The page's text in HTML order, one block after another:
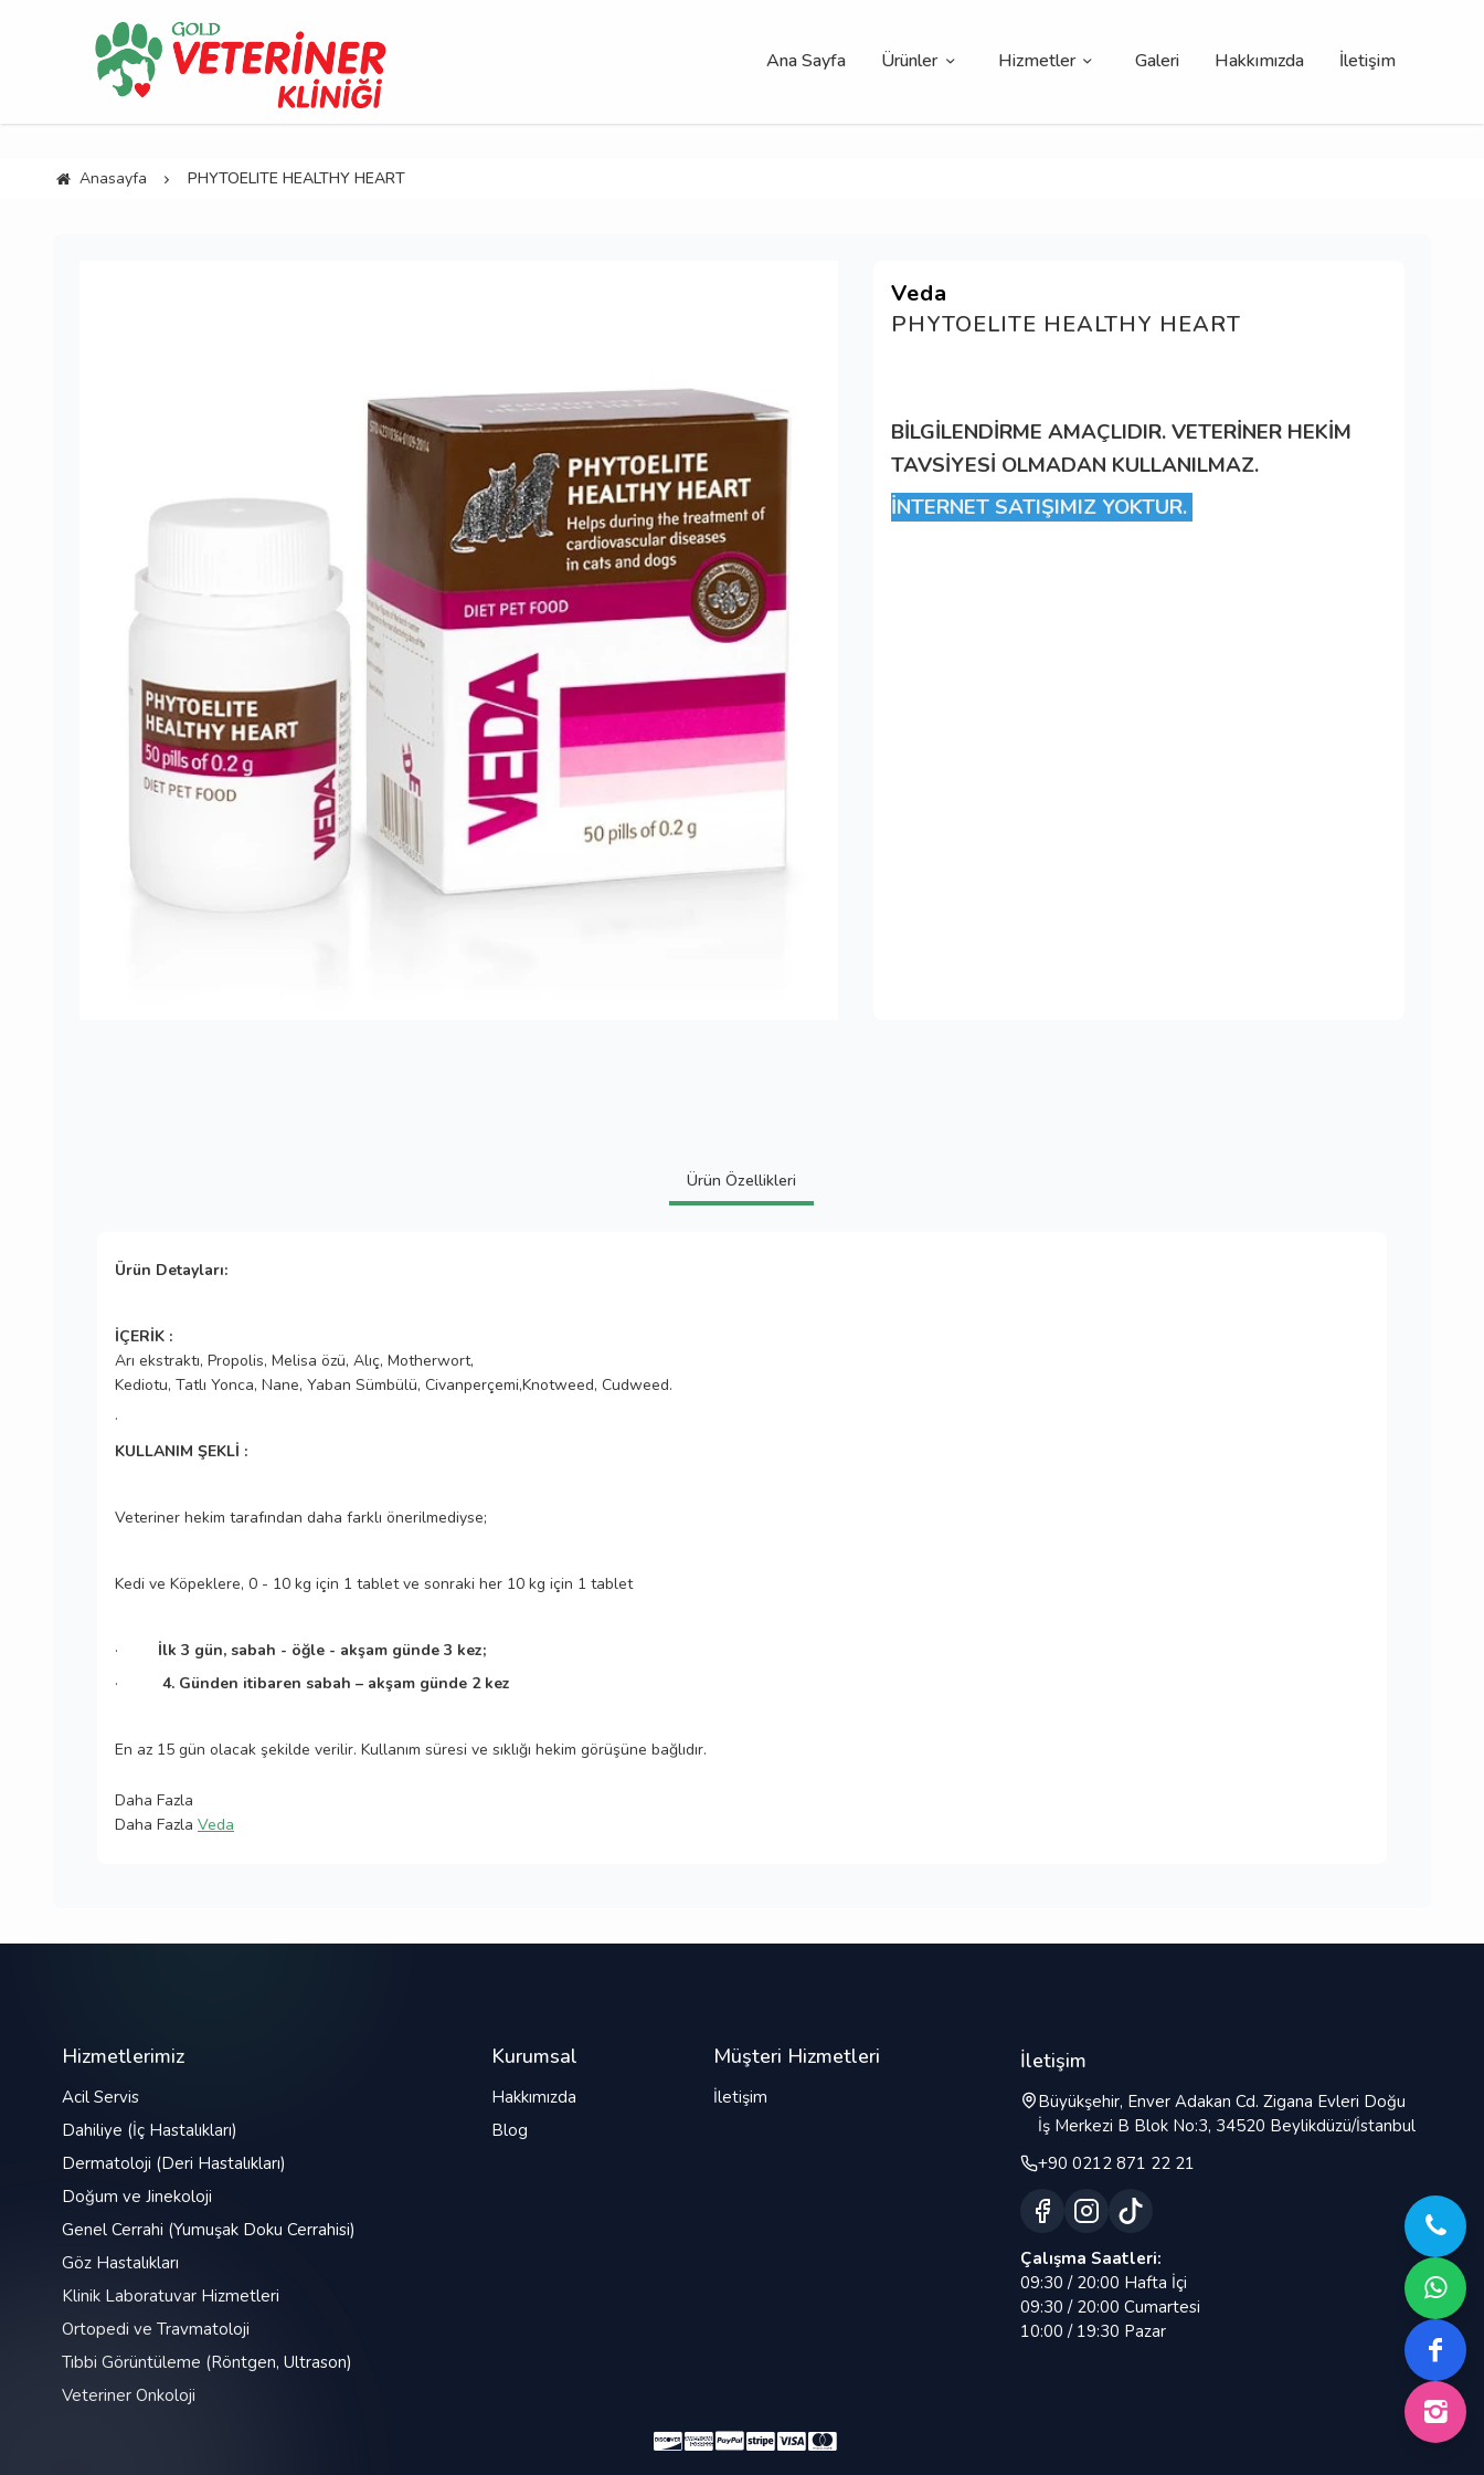
Ana Sayfa Ürünler Hizmetler Galeri Hakkımızda İletişim
Anasayfa PHYTOELITE HEALTHY HEART
Veda
PHYTOELITE HEALTHY HEART
BİLGİLENDİRME AMAÇLIDIR. VETERİNER HEKİM
TAVSİYESİ OLMADAN KULLANILMAZ.
İNTERNET SATIŞIMIZ YOKTUR.
Ürün Özellikleri
Ürün Detayları:
İÇERİK :
Arı ekstraktı, Propolis, Melisa özü, Alıç, Motherwort,
Kediotu, Tatlı Yonca, Nane, Yaban Sümbülü, Civanperçemi,Knotweed, Cudweed.
·
KULLANIM ŞEKLİ :
Veteriner hekim tarafından daha farklı önerilmediyse;
Kedi ve Köpeklere, 0 - 10 kg için 1 tablet ve sonraki her 10 kg için 1 tablet
· İlk 3 gün, sabah - öğle - akşam günde 3 kez;
·
4. Günden itibaren sabah – akşam günde 2 kez
En az 15 gün olacak şekilde verilir. Kullanım süresi ve sıklığı hekim görüşüne bağlıdır.
Daha Fazla
Daha Fazla Veda
Hizmetlerimiz
Acil Servis
Dahiliye (İç Hastalıkları)
Dermatoloji (Deri Hastalıkları)
Doğum ve Jinekoloji
Genel Cerrahi (Yumuşak Doku Cerrahisi)
Göz Hastalıkları
Klinik Laboratuvar Hizmetleri
Ortopedi ve Travmatoloji
Tıbbi Görüntüleme (Röntgen, Ultrason)
Veteriner Onkoloji
Kurumsal
Hakkımızda
Blog
Müşteri Hizmetleri
İletişim
İletişim
Büyükşehir, Enver Adakan Cd. Zigana Evleri Doğu
İş Merkezi B Blok No:3, 34520 Beylikdüzü/İstanbul
+90 0212 871 22 21
Çalışma Saatleri:
09:30 / 20:00 Hafta İçi
09:30 / 20:00 Cumartesi
10:00 / 19:30 Pazar